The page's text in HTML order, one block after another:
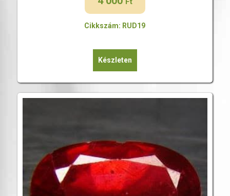
Cikkszám: RUD19
Készleten